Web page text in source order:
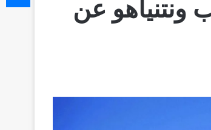
عن